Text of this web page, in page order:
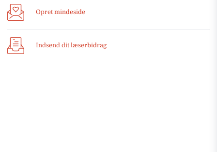
Opret mindeside
Indsend dit læserbidrag